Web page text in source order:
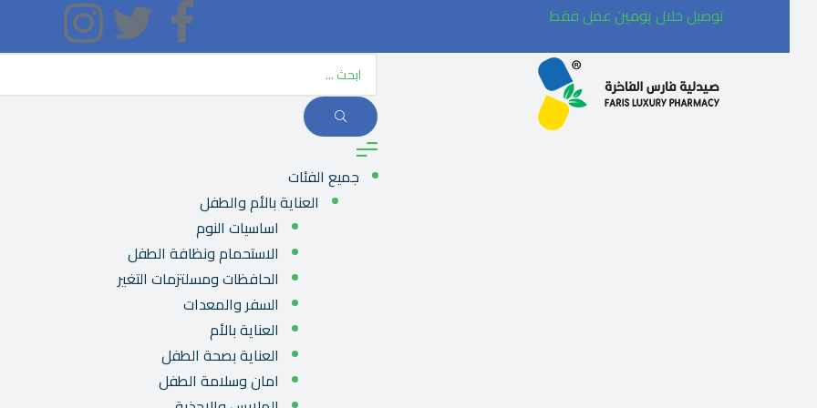
توصيل خلال يومينعمل فقط
جميع الفئات
العناية بالأم والطفل
اساسيات النوم
الاستحمام ونظافة الطفل
الحافظات ومسلتزمات التغير
السفر والمعدات
العناية بالأم
العناية بصحة الطفل
امان وسلامة الطفل